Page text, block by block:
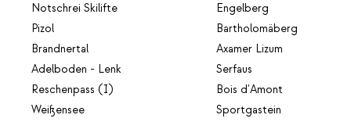
Notschrei Skilifte
Pizol
Brandnertal
Adelboden - Lenk
Reschenpass (I)
Weißensee
Engelberg
Bartholomäberg
Axamer Lizum
Serfaus
Bois d'Amont
Sportgastein